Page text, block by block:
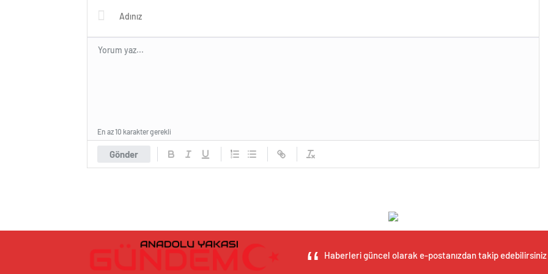
Gönder
En az 10 karakter gerekli
Haberleri güncel olarak e-postanızdan takip edebilirsiniz